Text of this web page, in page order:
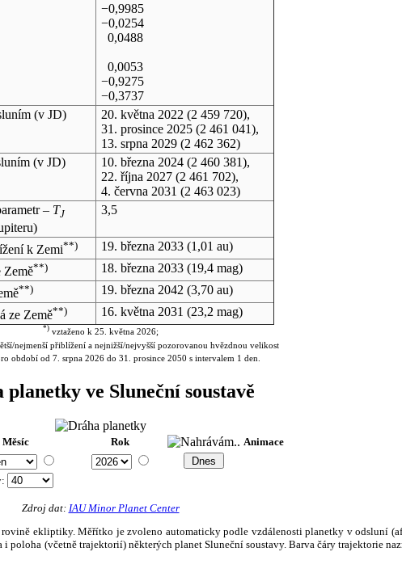
−0,9985
−0,0254
0,0488
0,0053
−0,9275
−0,3737
(v JD) 20. května 2022 (2 459 720),
31. prosince 2025(2 461 041),
13. srpna 2029(2 462 362)
(v JD) 10. března 2024(2 460 381),
22. října 2027(2 461 702),
4. června 2031 (2 463 023)
– TJ 3,5
k Zemi**) 19. března 2033(1,01 au)
Země**) 18. března 2033(19,4 mag)
**) 19. března 2042 (3,70 au)
ze Země**) 16. května 2031 (23,2 mag)
*)vztaženo k 25. května 2026;
nejmenší přiblížení a nejnižší/nejvyšší pozorovanou hvězdnou velikost
období od 7. srpna 2026 do 31. prosince 2050 s intervalem 1 den.
planetky ve Sluneční soustavě
Měsíc Rok Animace
:
Zdroj dat: IAU Minor Planet Center
ekliptiky. Měřítko je zvoleno automaticky podle vzdálenosti planetky v odsluní
(včetně trajektorií) některých planet Sluneční soustavy. Barva čáry trajektorie